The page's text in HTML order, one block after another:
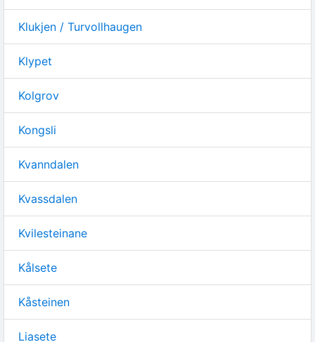
Klukjen / Turvollhaugen
Klypet
Kolgrov
Kongsli
Kvanndalen
Kvassdalen
Kvilesteinane
Kålsete
Kåsteinen
Liasete